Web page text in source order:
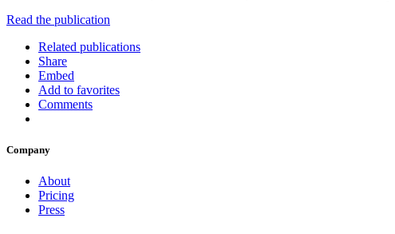
Read the publication
Related publications
Share
Embed
Add to favorites
Comments
Company
About
Pricing
Press